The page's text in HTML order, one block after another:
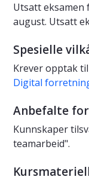
Utsatt eksamen
august. Utsatt
Spesielle
Krever opptak
Digital
Anbefalte
Kunnskaper
teamarbeid".